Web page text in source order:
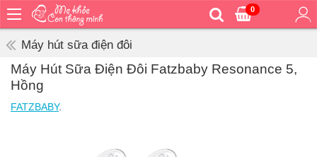
0
Bé
ăn
vệ
Máy hút sữa điện đôi
Máy Hút Sữa Điện Đôi Fatzbaby Resonance 5,
Hồng
FATZBABY.